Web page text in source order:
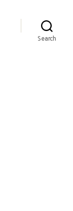
Search